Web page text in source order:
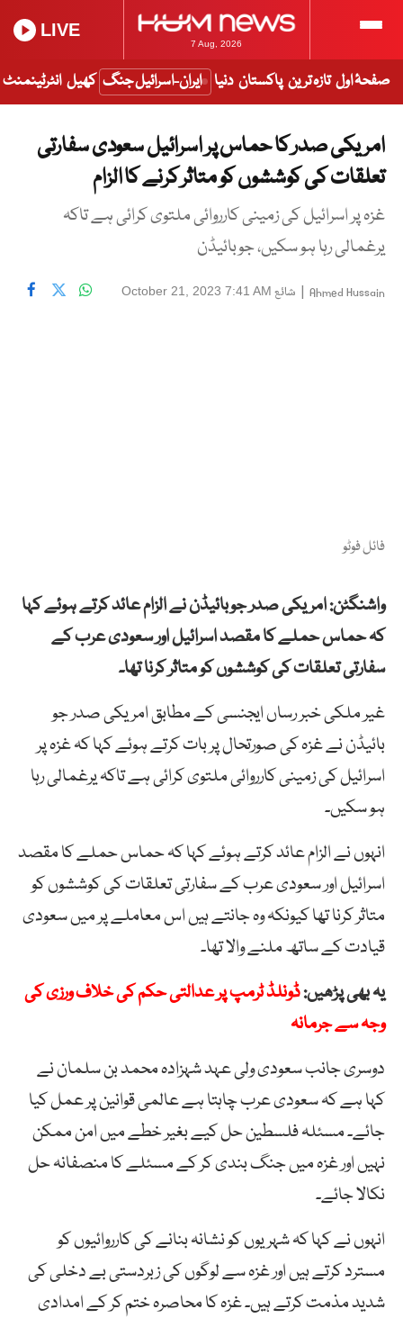
7 Aug, 2026
LIVE
صفحۂ اول تازہ ترین پاکستان دنیا ایران-اسرائیل جنگ کھیل انٹرٹینمنٹ
امریکی صدر کا حماس پر اسرائیل سعودی سفارتی
تعلقات کی کوششوں کو متاثر کرنے کا الزام
غزہ پر اسرائیل کی زمینی کارروائی ملتوی کرائی ہے تاکہ
یرغمالی رہا ہو سکیں، جوبائیڈن
Ahmed Hussain
| شائع October 21, 2023 7:41 AM
فائل فوٹو
واشنگٹن: امریکی صدر جوبائیڈن نے الزام عائد کرتے ہوئے کہا
کہ حماس حملے کا مقصد اسرائیل اور سعودی عرب کے
سفارتی تعلقات کی کوششوں کو متاثر کرنا تھا۔
غیر ملکی خبر رساں ایجنسی کے مطابق امریکی صدر جو
بائیڈن نے غزہ کی صورتحال پر بات کرتے ہوئے کہا کہ غزہ پر
اسرائیل کی زمینی کارروائی ملتوی کرائی ہے تاکہ یرغمالی رہا
ہو سکیں۔
انہوں نے الزام عائد کرتے ہوئے کہا کہ حماس حملے کا مقصد
اسرائیل اور سعودی عرب کے سفارتی تعلقات کی کوششوں کو
متاثر کرنا تھا کیونکہ وہ جانتے ہیں اس معاملے پر میں سعودی
قیادت کے ساتھ ملنے والا تھا۔
یہ بھی پڑھیں:ڈونلڈ ٹرمپ پر عدالتی حکم کی خلاف ورزی کی
وجہ سے جرمانہ
دوسری جانب سعودی ولی عہد شہزادہ محمد بن سلمان نے
کہا ہے کہ سعودی عرب چاہتا ہے عالمی قوانین پر عمل کیا
جائے۔ مسئلہ فلسطین حل کیے بغیر خطے میں امن ممکن
نہیں اور غزہ میں جنگ بندی کر کے مسئلے کا منصفانہ حل
نکالا جائے۔
انہوں نے کہا کہ شہریوں کو نشانہ بنانے کی کارروائیوں کو
مسترد کرتے ہیں اور غزہ سے لوگوں کی زبردستی بے دخلی کی
شدید مذمت کرتے ہیں۔ غزہ کا محاصرہ ختم کر کے امدادی